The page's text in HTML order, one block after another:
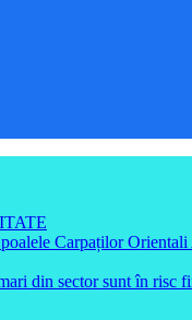
Carpaților Orientali
din sector sunt în risc